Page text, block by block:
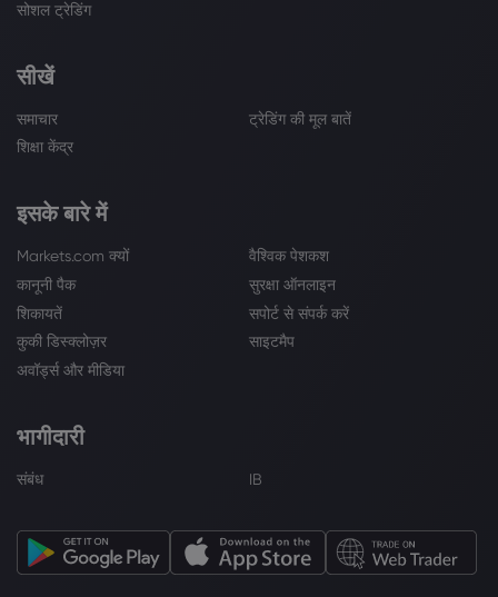
सोशल ट्रेडिंग
सीखें
समाचार
ट्रेडिंग की मूल बातें
शिक्षा केंद्र
इसके बारे में
Markets.com क्यों
वैश्विक पेशकश
कानूनी पैक
सुरक्षा ऑनलाइन
शिकायतें
सपोर्ट से संपर्क करें
कुकी डिस्क्लोज़र
साइटमैप
अवॉर्ड्स और मीडिया
भागीदारी
संबंध IB